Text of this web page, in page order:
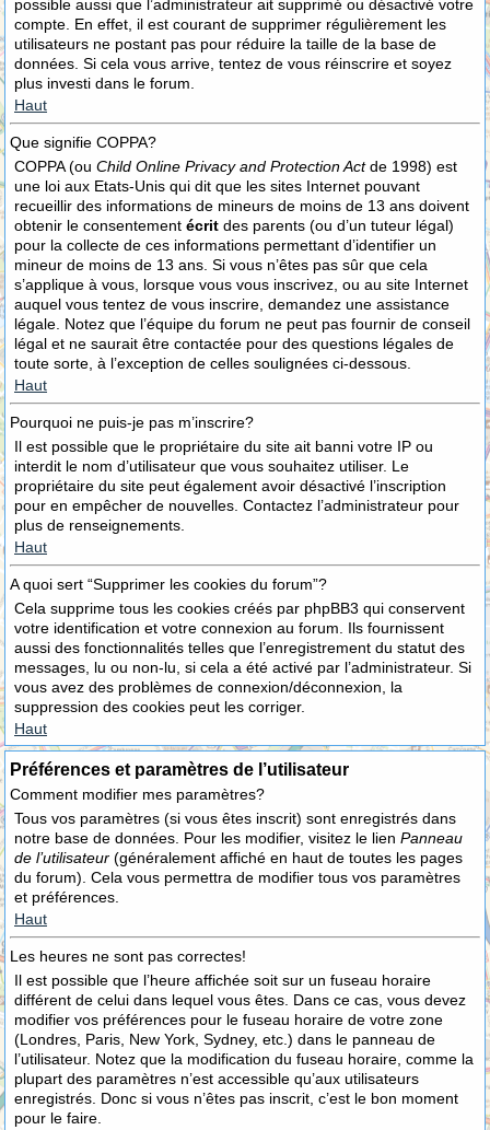
possible aussi que l’administrateur ait supprimé ou désactivé votre
compte. En effet, il est courant de supprimer régulièrement les
utilisateurs ne postant pas pour réduire la taille de la base de
données. Si cela vous arrive, tentez de vous réinscrire et soyez
plus investi dans le forum.
Haut
Que signifie COPPA?
COPPA (ou Child Online Privacy and Protection Actde 1998) est
une loi aux Etats-Unis qui dit que les sites Internet pouvant
recueillir des informations de mineurs de moins de 13 ans doivent
obtenir le consentement écrit des parents (ou d’un tuteur légal)
pour la collecte de ces informations permettant d’identifier un
mineur de moins de 13 ans. Si vous n’êtes pas sûr que cela
s’applique à vous, lorsque vous vous inscrivez, ou au site Internet
auquel vous tentez de vous inscrire, demandez une assistance
légale. Notez que l’équipe du forum ne peut pas fournir de conseil
légal et ne saurait être contactée pour des questions légales de
toute sorte, à l’exception de celles soulignées ci-dessous.
Haut
Pourquoi ne puis-je pas m’inscrire?
Il est possible que le propriétaire du site ait banni votre IP ou
interdit le nom d’utilisateur que vous souhaitez utiliser. Le
propriétaire du site peut également avoir désactivé l’inscription
pour en empêcher de nouvelles. Contactez l’administrateur pour
plus de renseignements.
Haut
A quoi sert “Supprimer les cookies du forum”?
Cela supprime tous les cookies créés par phpBB3 qui conservent
votre identification et votre connexion au forum. Ils fournissent
aussi des fonctionnalités telles que l’enregistrement du statut des
messages, lu ou non-lu, si cela a été activé par l’administrateur. Si
vous avez des problèmes de connexion/déconnexion, la
suppression des cookies peut les corriger.
Haut
Préférences et paramètres de l’utilisateur
Comment modifier mes paramètres?
Tous vos paramètres (si vous êtes inscrit) sont enregistrés dans
notre base de données. Pour les modifier, visitez le lien Panneau
de l’utilisateur (généralement affiché en haut de toutes les pages
du forum). Cela vous permettra de modifier tous vos paramètres
et préférences.
Haut
Les heures ne sont pas correctes!
Il est possible que l’heure affichée soit sur un fuseau horaire
différent de celui dans lequel vous êtes. Dans ce cas, vous devez
modifier vos préférences pour le fuseau horaire de votre zone
(Londres, Paris, New York, Sydney, etc.) dans le panneau de
l’utilisateur. Notez que la modification du fuseau horaire, comme la
plupart des paramètres n’est accessible qu’aux utilisateurs
enregistrés. Donc si vous n’êtes pas inscrit, c’est le bon moment
pour le faire.